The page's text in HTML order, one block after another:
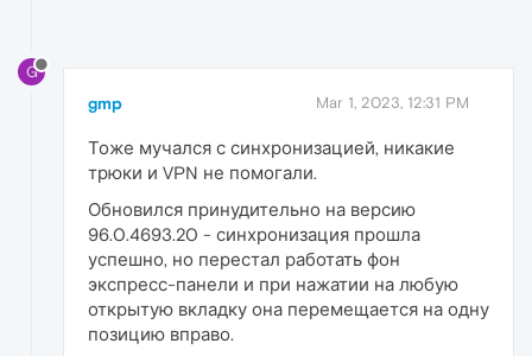
G
gmp Mar 1, 2023, 12:31 PM
Тоже мучался с синхронизацией, никакие
трюки и VPN не помогали.
Обновился принудительно на версию
96.0.4693.20 - синхронизация прошла
успешно, но перестал работать фон
экспресс-панели и при нажатии на любую
открытую вкладку она перемещается на одну
позицию вправо.